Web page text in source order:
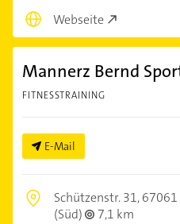
Webseite
Mannerz Bernd
FITNESSTRAINING
E-Mail
Schützenstr. 31,67061
(Süd)
7,1 km